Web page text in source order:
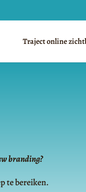
Traject online
branding?
te bereiken.